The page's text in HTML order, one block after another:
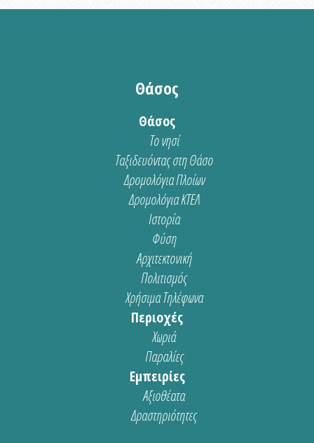
Θάσος
Θάσος
Το νησί
Ταξιδευόντας στη Θάσο
Δρομολόγια Πλοίων
Δρομολόγια ΚΤΕΛ
Ιστορία
Φύση
Αρχιτεκτονική
Πολιτισμός
Χρήσιμα Τηλέφωνα
Περιοχές
Χωριά
Παραλίες
Εμπειρίες
Αξιοθέατα
Δραστηριότητες